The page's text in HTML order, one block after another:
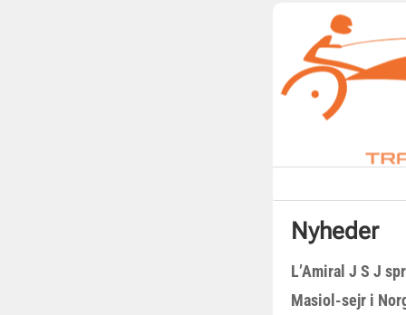
Nyheder
L’Amiral J S J
Masiol-sejr i